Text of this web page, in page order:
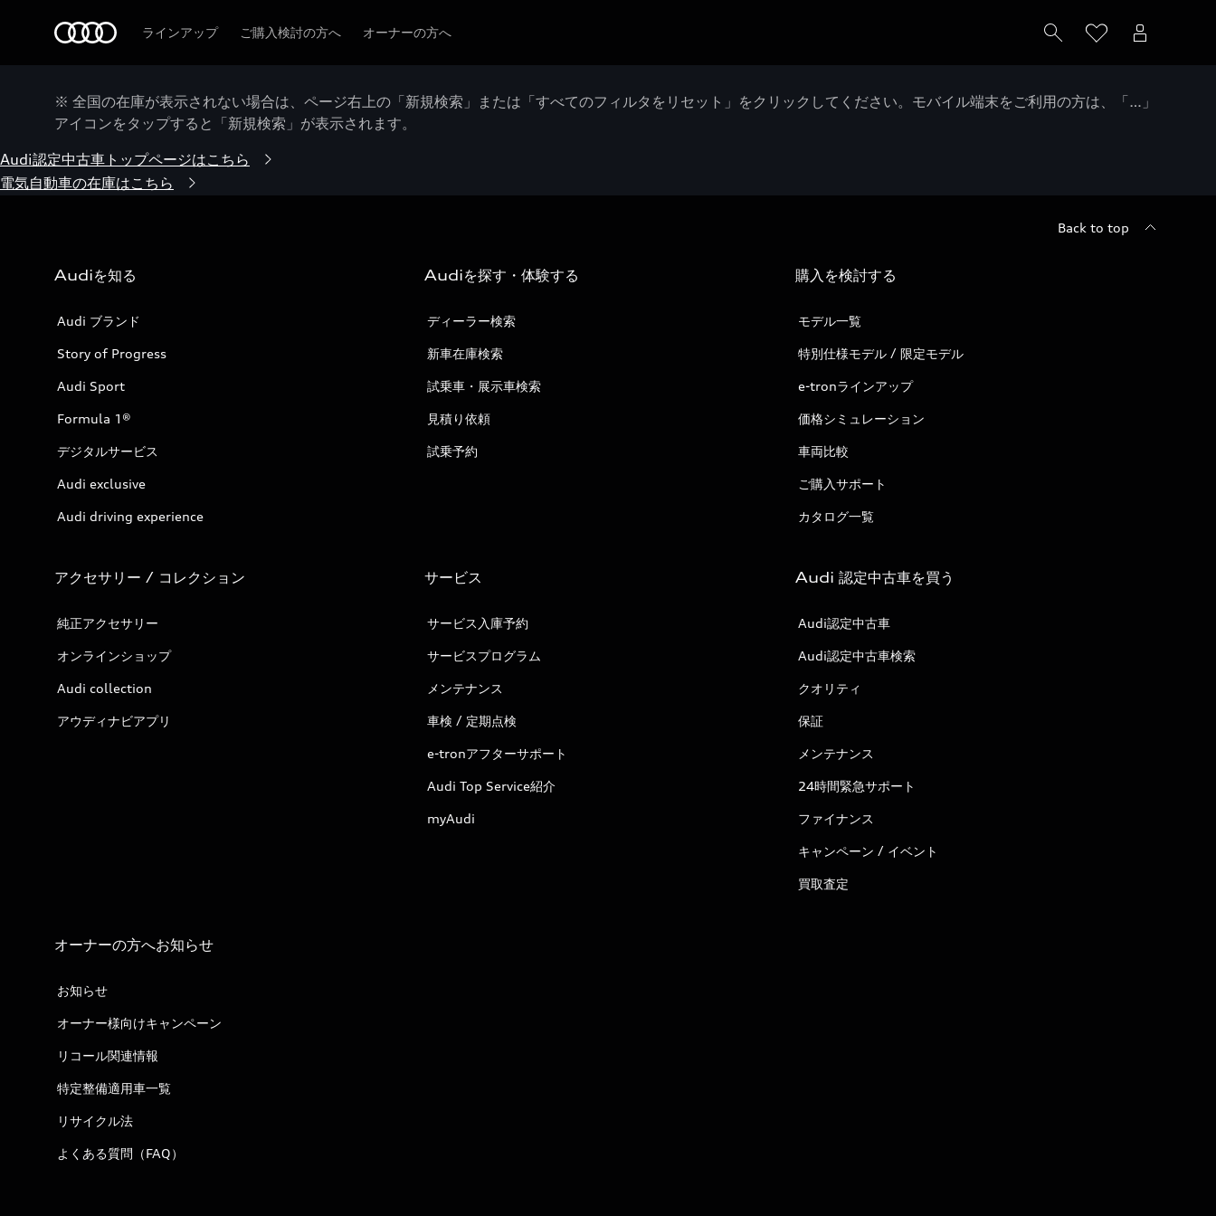
ラインアップ ご購入検討の方へ オーナーの方へ
※ 全国の在庫が表示されない場合は、ページ右上の「新規検索」または「すべてのフィルタをリセット」をクリックしてください。モバイル端末をご利用の方は、「…」
アイコンをタップすると「新規検索」が表示されます。
Audi認定中古車トップページはこちら
電気自動車の在庫はこちら
Back to top
Audiを知る
Audi ブランド
Story of Progress
Audi Sport
Formula 1®
デジタルサービス
Audi exclusive
Audi driving experience
Audiを探す・体験する
ディーラー検索
新車在庫検索
試乗車・展示車検索
見積り依頼
試乗予約
購入を検討する
モデル一覧
特別仕様モデル / 限定モデル
e-tronラインアップ
価格シミュレーション
車両比較
ご購入サポート
カタログ一覧
アクセサリー / コレクション
純正アクセサリー
オンラインショップ
Audi collection
アウディナビアプリ
サービス
サービス入庫予約
サービスプログラム
メンテナンス
車検 / 定期点検
e-tronアフターサポート
Audi Top Service紹介
myAudi
Audi 認定中古車を買う
Audi認定中古車
Audi認定中古車検索
クオリティ
保証
メンテナンス
24時間緊急サポート
ファイナンス
キャンペーン / イベント
買取査定
オーナーの方へお知らせ
お知らせ
オーナー様向けキャンペーン
リコール関連情報
特定整備適用車一覧
リサイクル法
よくある質問（FAQ）